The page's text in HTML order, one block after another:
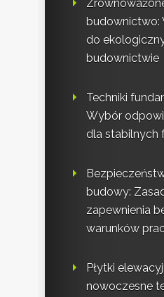
budownictwo:
do
budownictwie
Techniki
Wybór
dla stabilnych
budowy:
zapewnienia
warunków
Płytki
nowoczesne